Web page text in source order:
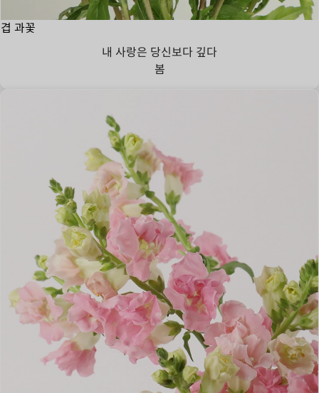
겹 과꽃
내 사랑은 당신보다 깊다
봄